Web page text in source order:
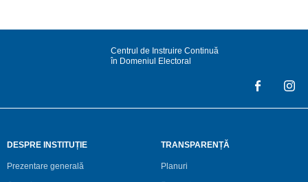
Centrul de Instruire Continuă
în Domeniul Electoral
DESPRE INSTITUȚIE
Prezentare generală
TRANSPARENȚĂ
Planuri